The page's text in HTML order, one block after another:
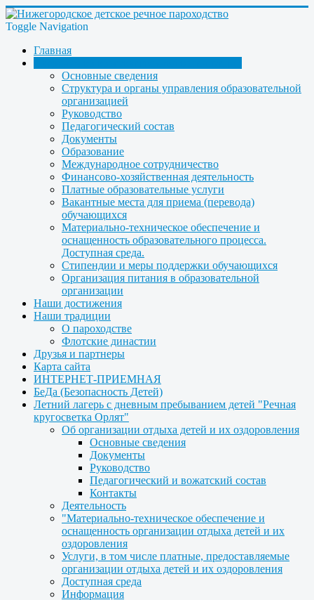
Toggle Navigation
Главная
Основные сведения
Структура и органы управления образовательной
организацией
Руководство
Педагогический состав
Документы
Образование
Международное сотрудничество
Финансово-хозяйственная деятельность
Платные образовательные услуги
Вакантные места для приема (перевода)
обучающихся
Материально-техническое обеспечение и
оснащенность образовательного процесса.
Доступная среда.
Стипендии и меры поддержки обучающихся
Организация питания в образовательной
организации
Наши достижения
Наши традиции
О пароходстве
Флотские династии
Друзья и партнеры
Карта сайта
ИНТЕРНЕТ-ПРИЕМНАЯ
БеДа (Безопасность Детей)
Летний лагерь с дневным пребыванием детей "Речная
кругосветка Орлят"
Об организации отдыха детей и их оздоровления
Основные сведения
Документы
Руководство
Педагогический и вожатский состав
Контакты
Деятельность
"Материально-техническое обеспечение и
оснащенность организации отдыха детей и их
оздоровления
Услуги, в том числе платные, предоставляемые
организации отдыха детей и их оздоровления
Доступная среда
Информация